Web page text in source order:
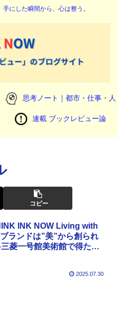
にした瞬間から、心は整う。
思考ノート｜都市・仕事・人
連載 ブックレビュー論
コピー
INK NOW Living with
ランドは”美”から創られ
菱一号館美術館で得た戦
2025.07.30